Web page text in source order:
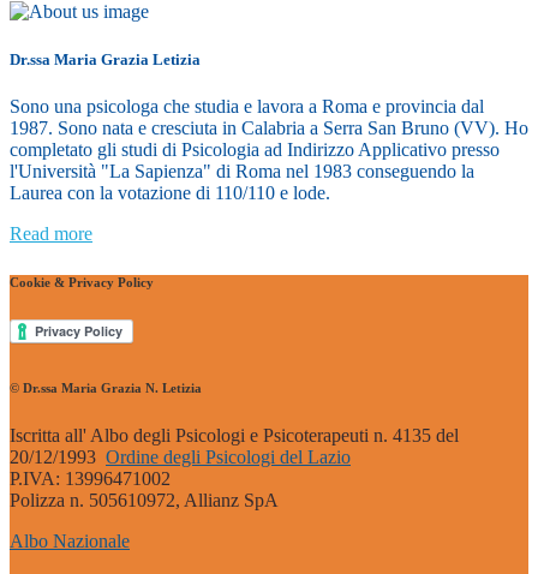
Dr.ssa Maria Grazia Letizia
Sono una psicologa che studia e lavora a Roma e provincia dal
1987. Sono nata e cresciuta in Calabria a Serra San Bruno (VV). Ho
completato gli studi di Psicologia ad Indirizzo Applicativo presso
l'Università "La Sapienza" di Roma nel 1983 conseguendo la
Laurea con la votazione di 110/110 e lode.
Read more
Cookie & Privacy Policy
© Dr.ssa Maria Grazia N. Letizia
Iscritta all' Albo degli Psicologi e Psicoterapeuti n. 4135 del
20/12/1993 Ordine degli Psicologi del Lazio
P.IVA: 13996471002
Polizza n. 505610972, Allianz SpA
Albo Nazionale